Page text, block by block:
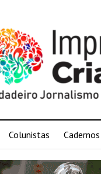
Colunistas Cadernos